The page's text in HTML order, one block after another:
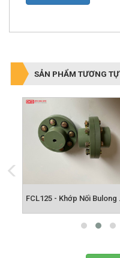
SẢN PHẨM TƯƠNG TỰ